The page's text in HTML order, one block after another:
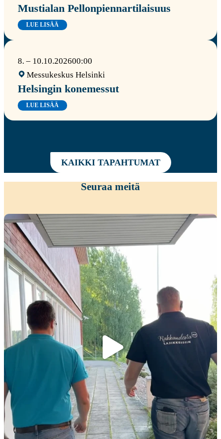
Mustialan Pellonpiennartilaisuus
LUE LISÄÄ
8. – 10.10.202600:00
Messukeskus Helsinki
Helsingin konemessut
LUE LISÄÄ
KAIKKI TAPAHTUMAT
Seuraa meitä
Kiitokset viime viikon peltopäivillemme...
35 0